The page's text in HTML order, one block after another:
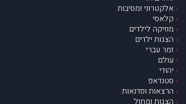
אלקטרוני ומסיבות
קלאסי
מוזיקה לילדים
הצגות ילדים
זמר עברי
עולם
יהודי
סטנדאפ
הרצאות וסדנאות
הצגות ומחול